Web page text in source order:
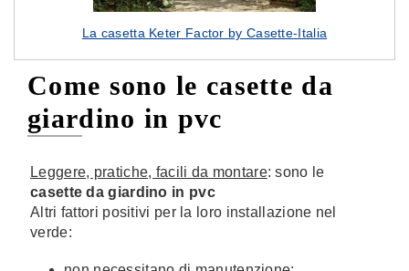
La casetta Keter Factor by Casette-Italia
Come sono le casette da
giardino in pvc
Leggere, pratiche, facili da montare: sono le
casette da giardino in pvc
Altri fattori positivi per la loro installazione nel
verde: